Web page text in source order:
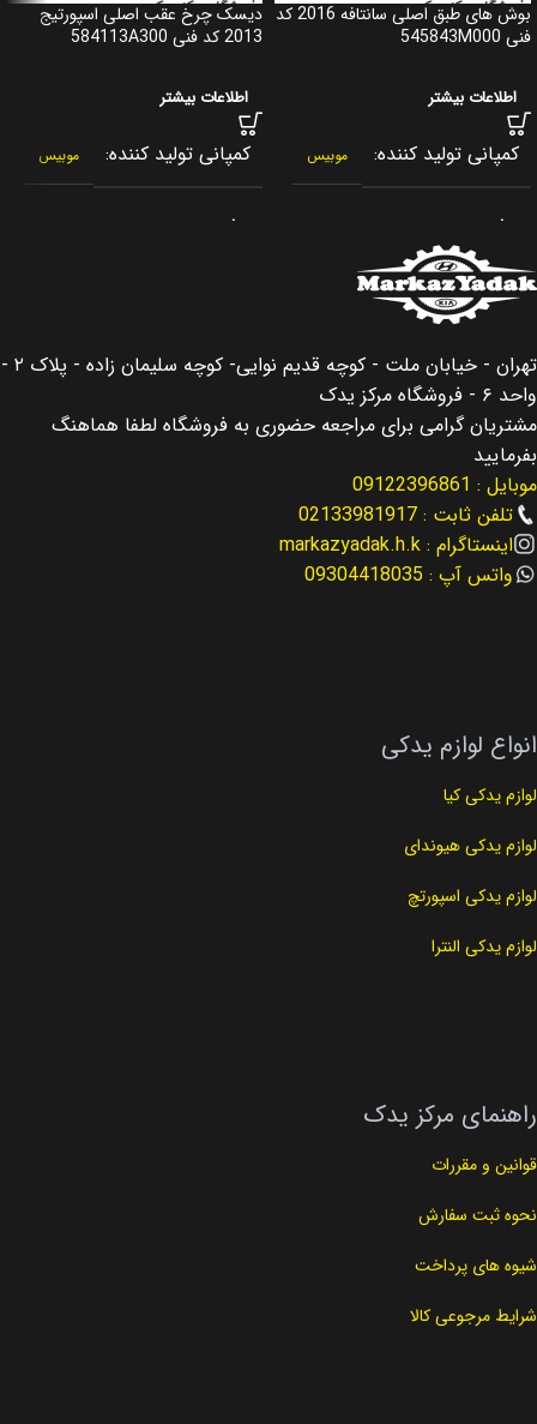
بوش های طبق اصلی سانتافه 2016 کد
فنی 545843M000
اطلاعات بیشتر
کمپانی تولید کننده موبیس
برند
کشور سازنده کره جنوبی
اصالت کالا اصلی
مناسب برای سانتافه Santafe
مناسب برای سال
2013 – 2016
دیسک چرخ عقب اصلی اسپورتیج
2013 کد فنی 584113A300
اطلاعات بیشتر
کمپانی تولید کننده موبیس
برند
اصالت کالا اصلی
مناسب برای
تهران - خیابان ملت - کوچه قدیم نوایی- کوچه سلیمان زاده - پلاک ۲ -
واحد ۶ - فروشگاه مرکز یدک
مشتریان گرامی برای مراجعه حضوری به فروشگاه لطفا هماهنگ
بفرمایید
موبایل : 09122396861
تلفن ثابت : 02133981917
اینستاگرام : markazyadak.h.k
واتس آپ : 09304418035
انواع لوازم یدکی
لوازم یدکی کیا
لوازم یدکی هیوندای
لوازم یدکی اسپورتچ
لوازم یدکی النترا
راهنمای مرکز یدک
قوانین و مقررات
نحوه ثبت سفارش
شیوه های پرداخت
شرایط مرجوعی کالا